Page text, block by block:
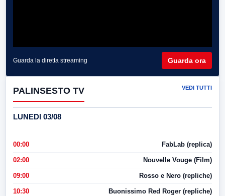
Guarda la diretta streaming Guarda ora
PALINSESTO TV VEDI TUTTI
LUNEDI 03/08
00:00 FabLab (replica)
02:00 Nouvelle Vouge (Film)
09:00 Rosso e Nero (repliche)
10:30 Buonissimo Red Roger (repliche)